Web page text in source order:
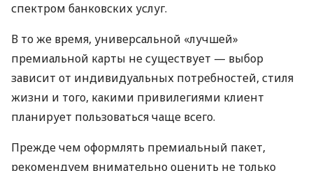
спектром банковских услуг.
В то же время, универсальной «лучшей»
премиальной карты не существует — выбор
зависит от индивидуальных потребностей, стиля
жизни и того, какими привилегиями клиент
планирует пользоваться чаще всего.
Прежде чем оформлять премиальный пакет,
рекомендуем внимательно оценить не только